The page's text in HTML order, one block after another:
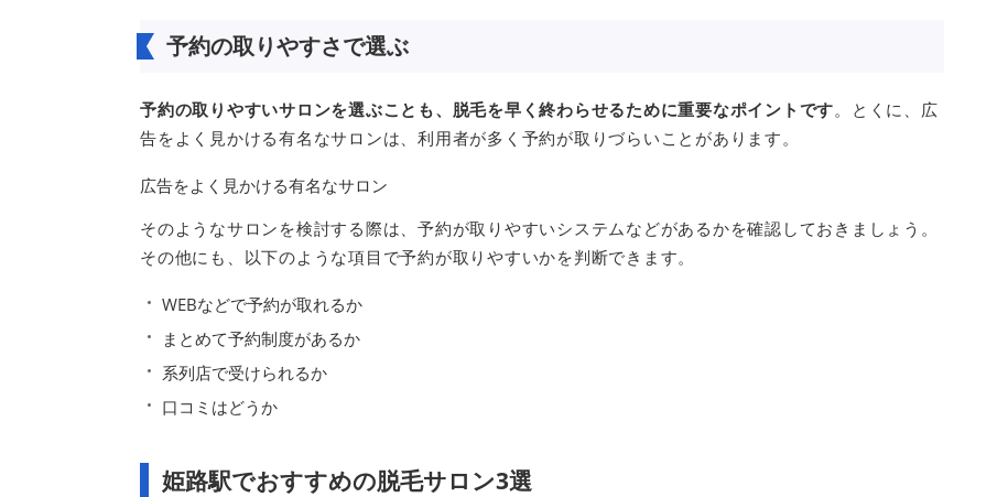
予約の取りやすさで選ぶ
予約の取りやすいサロンを選ぶことも、脱毛を早く終わらせるために重要なポイントです。とくに、広
告をよく見かける有名なサロンは、利用者が多く予約が取りづらいことがあります。
広告をよく見かける有名なサロン
そのようなサロンを検討する際は、予約が取りやすいシステムなどがあるかを確認しておきましょう。
その他にも、以下のような項目で予約が取りやすいかを判断できます。
WEBなどで予約が取れるか
まとめて予約制度があるか
系列店で受けられるか
口コミはどうか
姫路駅でおすすめの脱毛サロン3選